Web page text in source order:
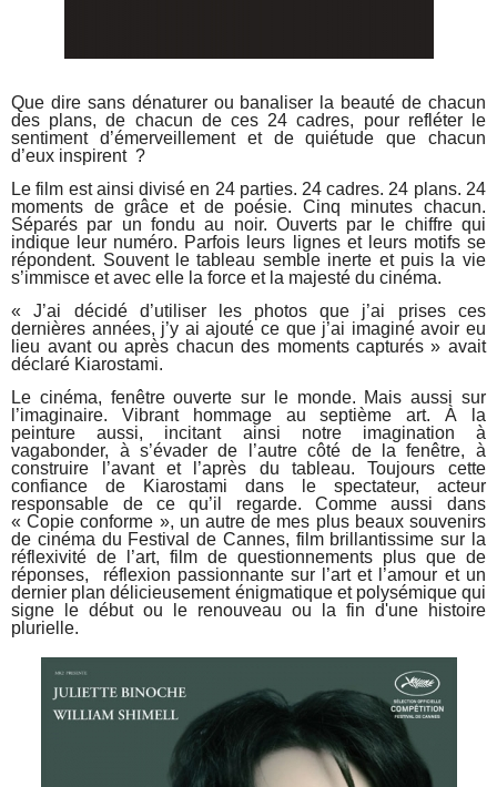
Que dire sans dénaturer ou banaliser la beauté de chacun
des plans, de chacun de ces 24 cadres, pour refléter le
sentiment d’émerveillement et de quiétude que chacun
d’eux inspirent ?
Le film est ainsi divisé en 24 parties. 24 cadres. 24 plans. 24
moments de grâce et de poésie. Cinq minutes chacun.
Séparés par un fondu au noir. Ouverts par le chiffre qui
indique leur numéro. Parfois leurs lignes et leurs motifs se
répondent. Souvent le tableau semble inerte et puis la vie
s’immisce et avec elle la force et la majesté du cinéma.
« J’ai décidé d’utiliser les photos que j’ai prises ces
dernières années, j’y ai ajouté ce que j’ai imaginé avoir eu
lieu avant ou après chacun des moments capturés » avait
déclaré Kiarostami.
Le cinéma, fenêtre ouverte sur le monde. Mais aussi sur
l’imaginaire. Vibrant hommage au septième art. À la
peinture aussi, incitant ainsi notre imagination à
vagabonder, à s’évader de l’autre côté de la fenêtre, à
construire l’avant et l’après du tableau. Toujours cette
confiance de Kiarostami dans le spectateur, acteur
responsable de ce qu’il regarde. Comme aussi dans
« Copie conforme », un autre de mes plus beaux souvenirs
de cinéma du Festival de Cannes, film brillantissime sur la
réflexivité de l’art, film de questionnements plus que de
réponses, réflexion passionnante sur l’art et l’amour et un
dernier plan délicieusement énigmatique et polysémique qui
signe le début ou le renouveau ou la fin d'une histoire
plurielle.